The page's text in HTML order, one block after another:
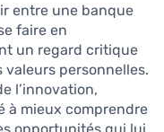
entre une banque
faire en
un regard critique
valeurs personnelles.
l’innovation,
à mieux comprendre